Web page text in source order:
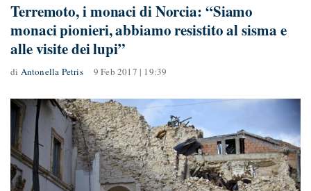
Terremoto, i monaci di Norcia: “Siamo
monaci pionieri, abbiamo resistito al sisma e
alle visite dei lupi”
di Antonella Petris 9 Feb 2017 | 19:39